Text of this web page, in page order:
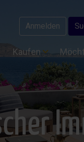
Anmelden
Kaufen